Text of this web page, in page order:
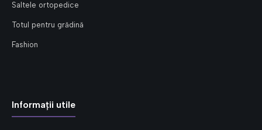
Saltele ortopedice
Totul pentru grădină
Fashion
Informații utile